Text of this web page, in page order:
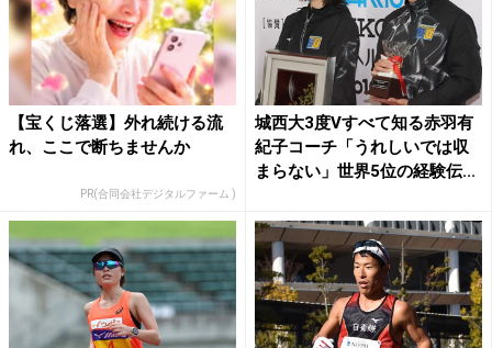
【宝くじ落選】外れ続ける流
れ、ここで断ちませんか
PR(合同会社デジタルファーム )
城西大3度Vすべて知る赤羽有
紀子コーチ「うれしいでは収
まらない」世界5位の経験伝...